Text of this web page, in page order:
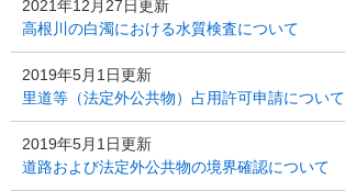
2021年12月27日更新
高根川の白濁における水質検査について
2019年5月1日更新
里道等（法定外公共物）占用許可申請について
2019年5月1日更新
道路および法定外公共物の境界確認について